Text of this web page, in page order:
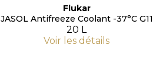
Flukar
JASOL Antifreeze Coolant -37°C G11
20 L
Voir les détails